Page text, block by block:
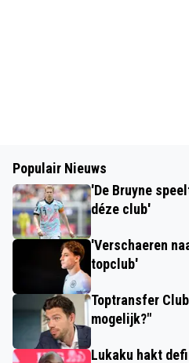
Populair Nieuws
'De Bruyne
déze club'
'Verschaeren
topclub'
Toptransfer
mogelijk?"
Lukaku hakt